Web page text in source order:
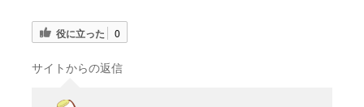
役に立った 0
サイトからの返信